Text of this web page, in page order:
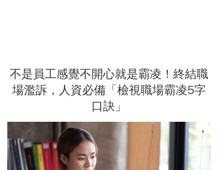
不是員工感覺不開心就是霸凌！終結職
場濫訴，人資必備「檢視職場霸凌5字
口訣」